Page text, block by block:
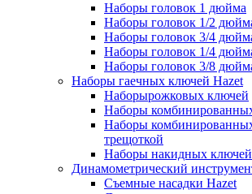
Наборы головок 1 дюйма
Наборы головок 1/2
Наборы головок 3/4
Наборы головок 1/4
Наборы головок 3/8
Наборы гаечных ключей Hazet
Наборырожковых ключей
Наборы
Наборы
трещоткой
Наборы накидных ключей
Динамометрический
Съемные насадки Hazet